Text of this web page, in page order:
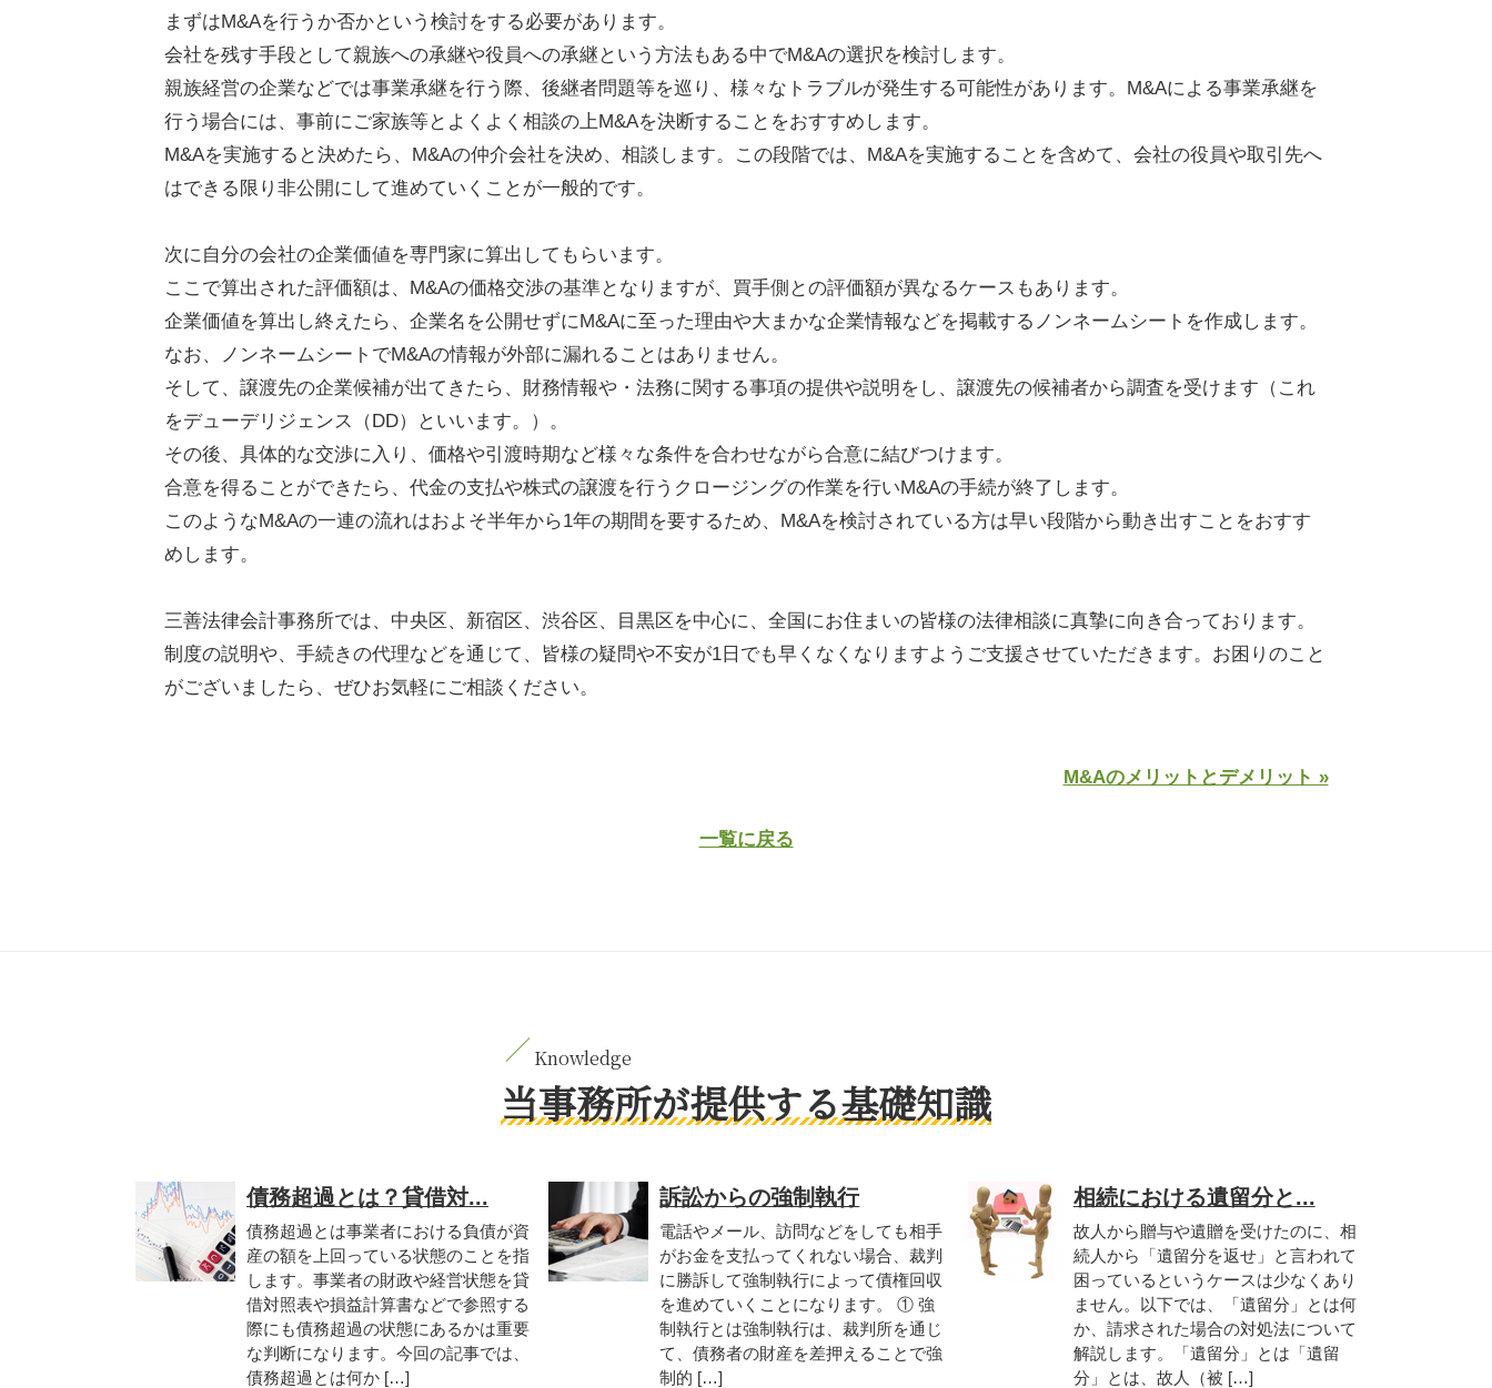
まずはM&Aを行うか否かという検討をする必要があります。
会社を残す手段として親族への承継や役員への承継という方法もある中でM&Aの選択を検討します。
親族経営の企業などでは事業承継を行う際、後継者問題等を巡り、様々なトラブルが発生する可能性があります。M&Aによる事業承継を
行う場合には、事前にご家族等とよくよく相談の上M&Aを決断することをおすすめします。
M&Aを実施すると決めたら、M&Aの仲介会社を決め、相談します。この段階では、M&Aを実施することを含めて、会社の役員や取引先へ
はできる限り非公開にして進めていくことが一般的です。
次に自分の会社の企業価値を専門家に算出してもらいます。
ここで算出された評価額は、M&Aの価格交渉の基準となりますが、買手側との評価額が異なるケースもあります。
企業価値を算出し終えたら、企業名を公開せずにM&Aに至った理由や大まかな企業情報などを掲載するノンネームシートを作成します。
なお、ノンネームシートでM&Aの情報が外部に漏れることはありません。
そして、譲渡先の企業候補が出てきたら、財務情報や・法務に関する事項の提供や説明をし、譲渡先の候補者から調査を受けます（これ
をデューデリジェンス（DD）といいます。）。
その後、具体的な交渉に入り、価格や引渡時期など様々な条件を合わせながら合意に結びつけます。
合意を得ることができたら、代金の支払や株式の譲渡を行うクロージングの作業を行いM&Aの手続が終了します。
このようなM&Aの一連の流れはおよそ半年から1年の期間を要するため、M&Aを検討されている方は早い段階から動き出すことをおすす
めします。
三善法律会計事務所では、中央区、新宿区、渋谷区、目黒区を中心に、全国にお住まいの皆様の法律相談に真摯に向き合っております。
制度の説明や、手続きの代理などを通じて、皆様の疑問や不安が1日でも早くなくなりますようご支援させていただきます。お困りのこと
がございましたら、ぜひお気軽にご相談ください。
M&Aのメリットとデメリット »
一覧に戻る
当事務所が提供する基礎知識
債務超過とは？貸借対...
債務超過とは事業者における負債が資
産の額を上回っている状態のことを指
します。事業者の財政や経営状態を貸
借対照表や損益計算書などで参照する
際にも債務超過の状態にあるかは重要
な判断になります。今回の記事では、
債務超過とは何か […]
訴訟からの強制執行
電話やメール、訪問などをしても相手
がお金を支払ってくれない場合、裁判
に勝訴して強制執行によって債権回収
を進めていくことになります。 ① 強
制執行とは強制執行は、裁判所を通じ
て、債務者の財産を差押えることで強
制的 […]
相続における遺留分と...
故人から贈与や遺贈を受けたのに、相
続人から「遺留分を返せ」と言われて
困っているというケースは少なくあり
ません。以下では、「遺留分」とは何
か、請求された場合の対処法について
解説します。「遺留分」とは「遺留
分」とは、故人（被 […]